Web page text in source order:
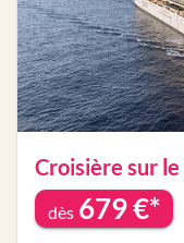
Croisière sur le
dès 679€*